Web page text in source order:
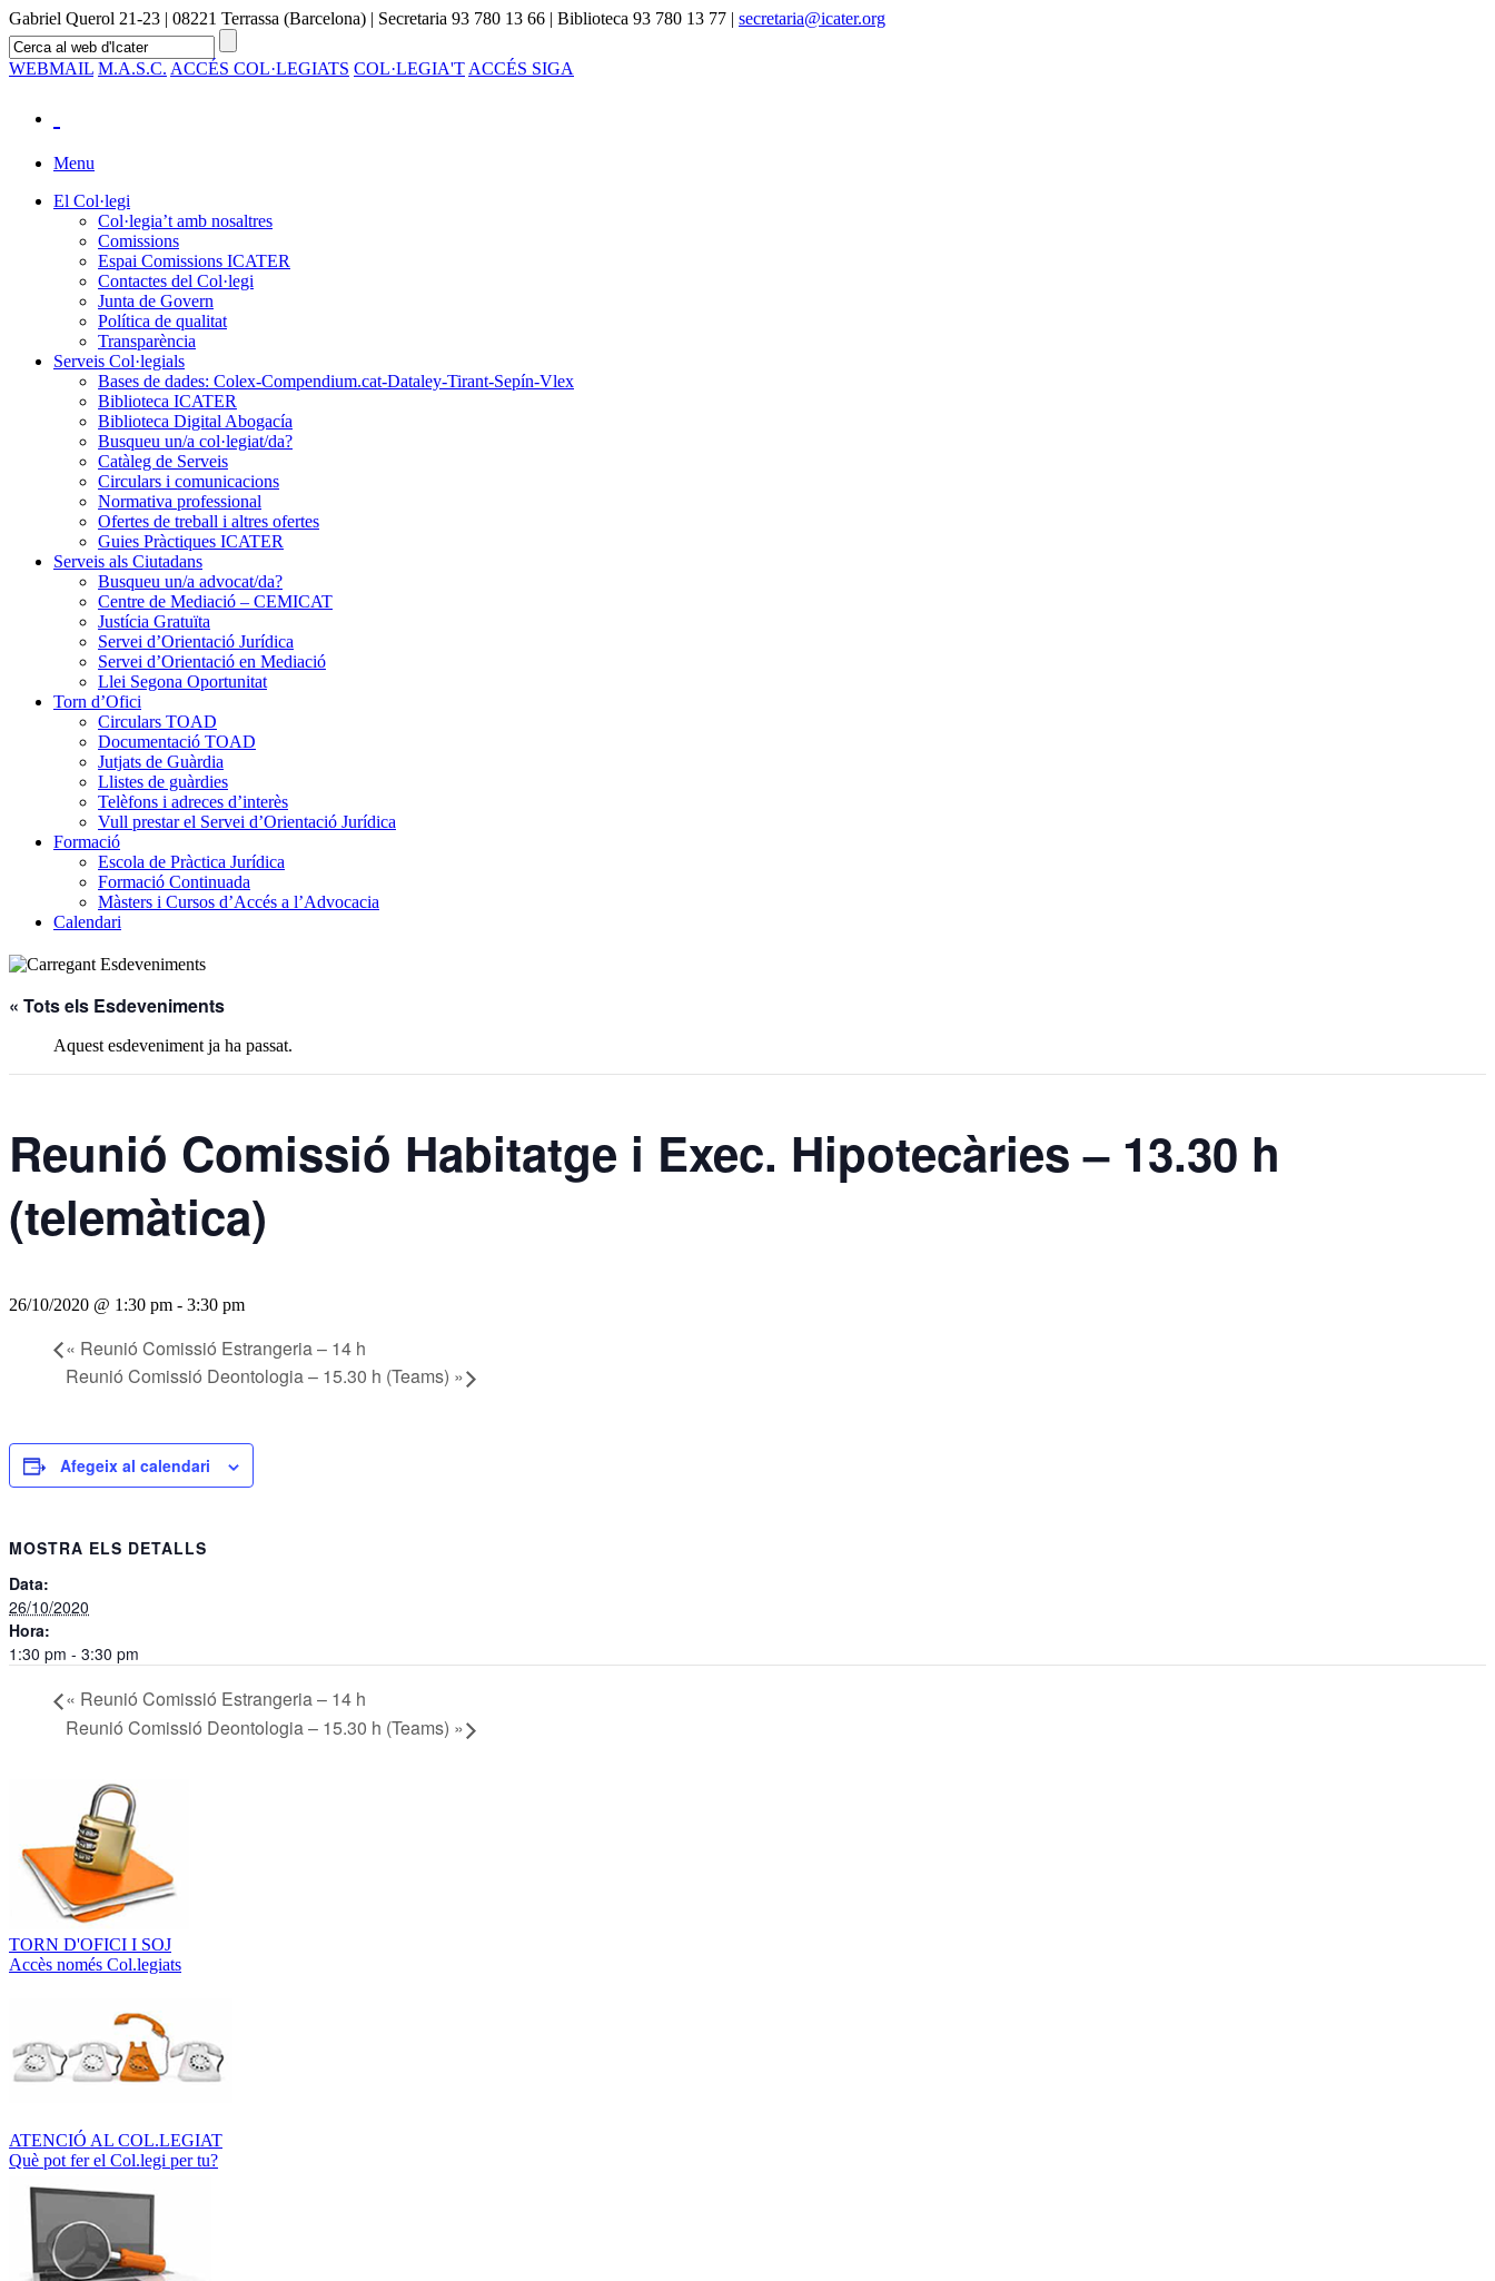
Gabriel Querol 21-23 | 08221 Terrassa (Barcelona) | Secretaria 93 780 13 66 | Biblioteca 93 780 13 77 | secretaria@icater.org
WEBMAIL M.A.S.C. ACCÉS COL·LEGIATS COL·LEGIA'T ACCÉS SIGA
Menu
El Col·legi
Col·legia’t amb nosaltres
Comissions
Espai Comissions ICATER
Contactes del Col·legi
Junta de Govern
Política de qualitat
Transparència
Serveis Col·legials
Bases de dades: Colex-Compendium.cat-Dataley-Tirant-Sepín-Vlex
Biblioteca ICATER
Biblioteca Digital Abogacía
Busqueu un/a col·legiat/da?
Catàleg de Serveis
Circulars i comunicacions
Normativa professional
Ofertes de treball i altres ofertes
Guies Pràctiques ICATER
Serveis als Ciutadans
Busqueu un/a advocat/da?
Centre de Mediació – CEMICAT
Justícia Gratuïta
Servei d’Orientació Jurídica
Servei d’Orientació en Mediació
Llei Segona Oportunitat
Torn d’Ofici
Circulars TOAD
Documentació TOAD
Jutjats de Guàrdia
Llistes de guàrdies
Telèfons i adreces d’interès
Vull prestar el Servei d’Orientació Jurídica
Formació
Escola de Pràctica Jurídica
Formació Continuada
Màsters i Cursos d’Accés a l’Advocacia
Calendari
« Tots els Esdeveniments
Aquest esdeveniment ja ha passat.
Reunió Comissió Habitatge i Exec. Hipotecàries – 13.30 h
(telemàtica)
26/10/2020 @ 1:30 pm - 3:30 pm
« Reunió Comissió Estrangeria – 14 h
Reunió Comissió Deontologia – 15.30 h (Teams) »
Afegeix al calendari
MOSTRA ELS DETALLS
Data:
26/10/2020
Hora:
1:30 pm - 3:30 pm
« Reunió Comissió Estrangeria – 14 h
Reunió Comissió Deontologia – 15.30 h (Teams) »
TORN D'OFICI I SOJ
Accès només Col.legiats
ATENCIÓ AL COL.LEGIAT
Què pot fer el Col.legi per tu?